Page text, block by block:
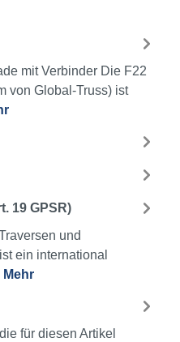
mit Verbinder Die F22
von Global-Truss) ist
19 GPSR)
und
ein international
Mehr
für diesen Artikel